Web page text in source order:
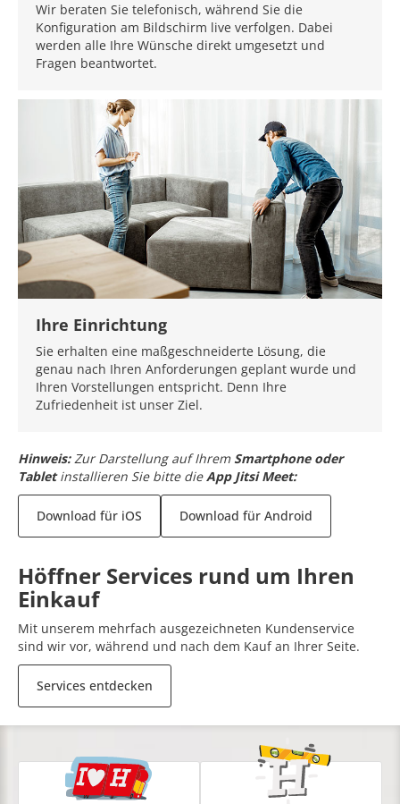
Wir beraten Sie telefonisch, während Sie die
Konfiguration am Bildschirm live verfolgen. Dabei
werden alle Ihre Wünsche direkt umgesetzt und
Fragen beantwortet.
Ihre Einrichtung
Sie erhalten eine maßgeschneiderte Lösung, die
genau nach Ihren Anforderungen geplant wurde und
Ihren Vorstellungen entspricht. Denn Ihre
Zufriedenheit ist unser Ziel.
Hinweis: Zur Darstellung auf Ihrem Smartphone oder
Tabletinstallieren Sie bitte dieApp Jitsi Meet:
Download für iOS Download für Android
Höffner Services rund um Ihren
Einkauf
Mit unserem mehrfach ausgezeichneten Kundenservice
sind wir vor, während und nach dem Kauf an Ihrer Seite.
Services entdecken